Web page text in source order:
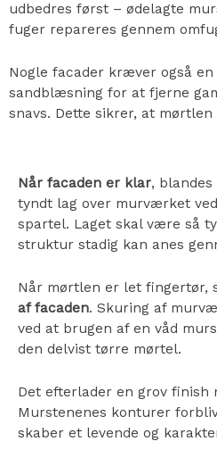
udbedres først – ødelagte
fuger repareres gennem
Nogle facader kræver også
sandblæsning for at fjerne
snavs. Dette sikrer, at
Når facaden er klar,
tyndt lag over murværket
spartel. Laget skal være så
struktur stadig kan anes
Når mørtlen er let fingertør,
af facaden. Skuring af
ved at brugen af en våd
den delvist tørre mørtel.
Det efterlader en grov finish
Murstenenes konturer
skaber et levende og